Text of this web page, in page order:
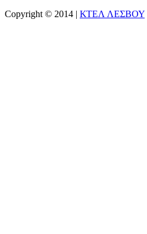
Copyright © 2014 | ΚΤΕΛ ΛΕΣΒΟΥ